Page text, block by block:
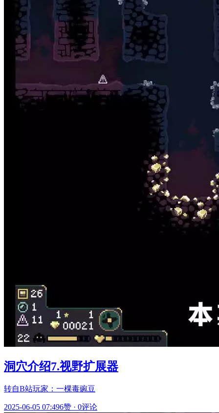
洞穴介绍7.视野扩展器
转自B站玩家：一棵毒豌豆
2025-06-05 07:496赞 · 0评论